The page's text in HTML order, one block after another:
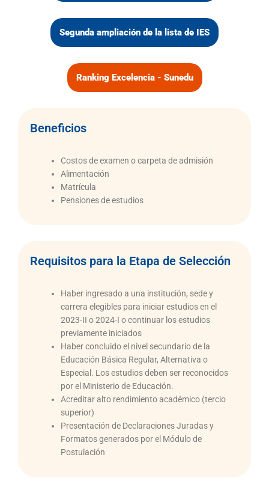
Segunda ampliación de la lista de IES
Ranking Excelencia - Sunedu
Beneficios
Costos de examen o carpeta de admisión
Alimentación
Matrícula
Pensiones de estudios
Requisitos para la Etapa de Selección
Haber ingresado a una institución, sede y
carrera elegibles para iniciar estudios en el
2023-II o 2024-I o continuar los estudios
previamente iniciados
Haber concluido el nivel secundario de la
Educación Básica Regular, Alternativa o
Especial. Los estudios deben ser reconocidos
por el Ministerio de Educación.
Acreditar alto rendimiento académico (tercio
superior)
Presentación de Declaraciones Juradas y
Formatos generados por el Módulo de
Postulación